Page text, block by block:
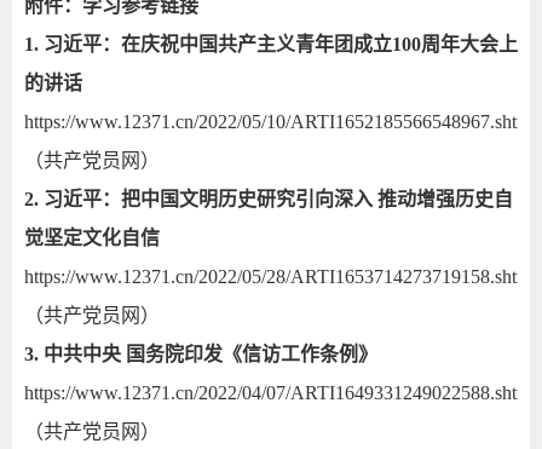
附件：学习参考链接
1. 习近平：在庆祝中国共产主义青年团成立100周年大会上
的讲话
https://www.12371.cn/2022/05/10/ARTI1652185566548967.shtml
（共产党员网）
2. 习近平：把中国文明历史研究引向深入 推动增强历史自
觉坚定文化自信
https://www.12371.cn/2022/05/28/ARTI1653714273719158.shtml
（共产党员网）
3. 中共中央 国务院印发《信访工作条例》
https://www.12371.cn/2022/04/07/ARTI1649331249022588.shtml
（共产党员网）